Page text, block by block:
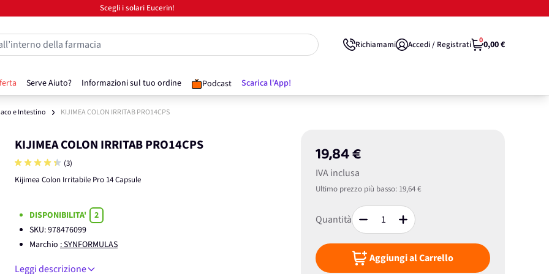
Scegli i solari Eucerin!
Serve Aiuto? Informazioni sul tuo ordine Podcast Scarica l'App!
della farmacia Richiamami Accedi / Registrati 00,00 €
e Intestino KIJIMEA COLON IRRITAB PRO14CPS
KIJIMEA COLON IRRITAB PRO14CPS
(3)
Kijimea Colon Irritabile Pro 14 Capsule
19,84 €
IVA inclusa
Ultimo prezzo più basso: 19,64 €
Quantità
Aggiungi al Carrello
DISPONIBILITA'
2
SKU:978476099
Marchio : SYNFORMULAS
Leggi descrizione